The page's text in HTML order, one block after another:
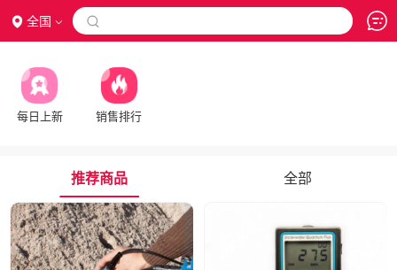
全国 
每日上新 销售排行
推荐商品 全部